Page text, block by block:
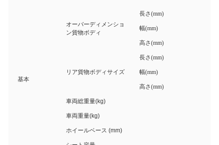
基本
オーバーディメンショ
ン貨物ボディ
長さ(mm)
幅(mm)
高さ(mm)
リア貨物ボディサイズ
長さ(mm)
幅(mm)
高さ(mm)
車両総重量(kg)
車両重量(kg)
ホイールベース (mm)